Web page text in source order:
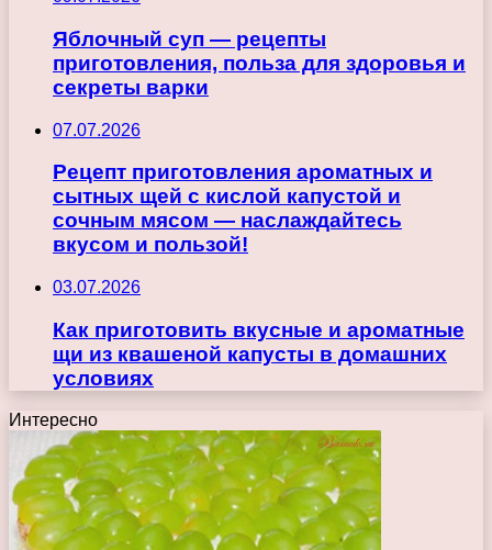
Яблочный суп — рецепты
приготовления, польза для здоровья и
секреты варки
07.07.2026
Рецепт приготовления ароматных и
сытных щей с кислой капустой и
сочным мясом — наслаждайтесь
вкусом и пользой!
03.07.2026
Как приготовить вкусные и ароматные
щи из квашеной капусты в домашних
условиях
Интересно